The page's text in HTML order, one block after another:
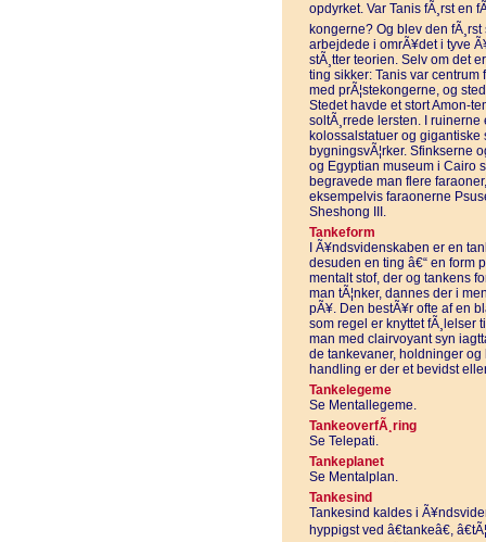
opdyrket. Var Tanis fÃ¸rst en
kongerne? Og blev den
arbejdede i omrÃ¥det i tyve
stÃ¸tter teorien. Selv om det
ting sikker: Tanis var
med prÃ¦stekongerne, og
Stedet havde et stort Amon-
soltÃ¸rrede lersten. I ruinerne
kolossalstatuer og
bygningsvÃ¦rker. Sfinkserne
og Egyptian museum i Cairo
begravede man flere
eksempelvis faraonerne
Sheshong III.
Tankeform
I Ã¥ndsvidenskaben er en
desuden en ting â€“ en form
mentalt stof, der og tankens
man tÃ¦nker, dannes der i
pÃ¥. Den bestÃ¥r ofte af en
som regel er knyttet fÃ¸lelser
man med clairvoyant syn
de tankevaner, holdninger og
handling er der et bevidst
Tankelegeme
Se Mentallegeme.
TankeoverfÃ¸ring
Se Telepati.
Tankeplanet
Se Mentalplan.
Tankesind
Tankesind kaldes i
hyppigst ved â€tankeâ€,